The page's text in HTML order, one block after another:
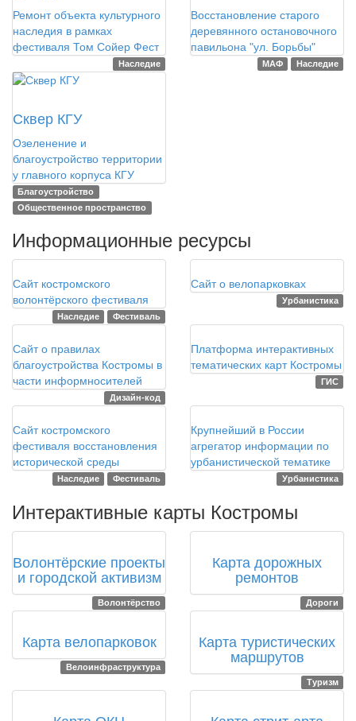
Ремонт объекта культурного
наследия в рамках
фестиваля Том Сойер Фест
Наследие
Восстановление старого
деревянного остановочного
павильона "ул. Борьбы"
МАФ Наследие
Сквер КГУ
Озеленение и
благоустройство территории
у главного корпуса КГУ
Благоустройство
Общественное пространство
Информационные ресурсы
Сайт костромского
волонтёрского фестиваля
Наследие Фестиваль
Сайт о велопарковках
Урбанистика
Сайт о правилах
благоустройства Костромы в
части информносителей
Дизайн-код
Платформа интерактивных
тематических карт Костромы
ГИС
Сайт костромского
фестиваля восстановления
исторической среды
Наследие Фестиваль
Крупнейший в России
агрегатор информации по
урбанистической тематике
Урбанистика
Интерактивные карты Костромы
Волонтёрские проекты
и городской активизм
Волонтёрство
Карта дорожных
ремонтов
Дороги
Карта велопарковок
Велоинфраструктура
Карта туристических
маршрутов
Туризм